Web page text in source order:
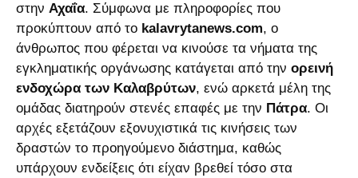
στην Αχαΐα. Σύμφωνα με πληροφορίες που
προκύπτουν από το kalavrytanews.com, ο
άνθρωπος που φέρεται να κινούσε τα νήματα της
εγκληματικής οργάνωσης κατάγεται από την ορεινή
ενδοχώρα των Καλαβρύτων, ενώ αρκετά μέλη της
ομάδας διατηρούν στενές επαφές με την Πάτρα. Οι
αρχές εξετάζουν εξονυχιστικά τις κινήσεις των
δραστών το προηγούμενο διάστημα, καθώς
υπάρχουν ενδείξεις ότι είχαν βρεθεί τόσο στα